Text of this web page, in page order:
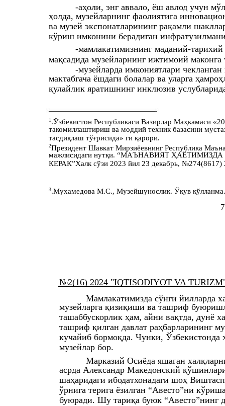
-аҳоли, энг аввало, ёш авлод учун
ҳолда, музейларнинг фаолиятига
ва музей экспонатларининг рақамли
кўриш имконини берадиган
-мамлакатимизнинг маданий-
мақсадида музейларнинг ижтимоий
-музейларда имкониятлари
мактабгача ёшдаги болалар ва уларга
қулайлик яратишнинг инклюзив
1 .Ўзбекистон Республикаси Вазирлар Маҳкамаси
такомиллаштириш ва моддий техник базасини
тасдиқлаш тўғрисида» ги қарори.
2Президент Шавкат Мирзиёевнинг Республика
мажлисидаги нутқи. “МАЪНАВИЯТ
КЕРАК”Халк сўзи 2023 йил 23 декабрь, №274(8617)
3.Мухамедова М.С., Музейшунослик. Ўқув
№2(16) 2024 "IQTISODIYOT VA
Мамлакатимизда сўнги йилларда
музейларга қизиқиши ва ташриф
ташаббускорлик ҳам, айни вақтда, дунё
ташриф қилган давлат раҳбарларининг
кучайиб бормоқда. Чунки, Ўзбекистонда
музейлар бор.
Марказий Осиёда яшаган
асрда Александр Македонский
шаҳаридаги ибодатхонадаги шоҳ
ўрнига терига ёзилган “Авесто”ни
буюради. Шу тариқа буюк “Авесто”нинг